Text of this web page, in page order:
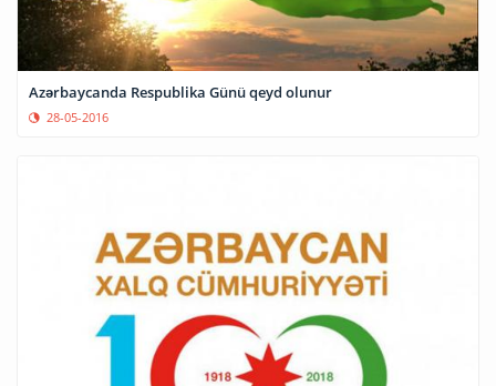
Azərbaycanda Respublika Günü qeyd olunur
28-05-2016